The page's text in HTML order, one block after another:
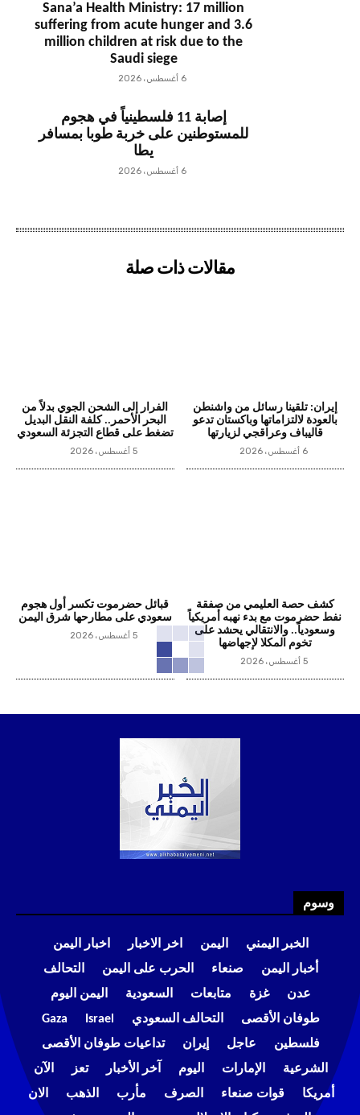
Sana’a Health Ministry: 17 million
suffering from acute hunger and 3.6
million children at risk due to the
Saudi siege
6 أغسطس، 2026
إصابة 11 فلسطينياً في هجوم
للمستوطنين على خربة طوبا بمسافر
يطا
6 أغسطس، 2026
مقالات ذات صلة
إيران: تلقينا رسائل من واشنطن
بالعودة لالتزاماتها وباكستان تدعو
قاليباف وعراقجي لزيارتها
6 أغسطس، 2026
الفرار إلى الشحن الجوي بدلاً من
البحر الأحمر.. كلفة النقل البديل
تضغط على قطاع التجزئة السعودي
5 أغسطس، 2026
كشف حصة العليمي من صفقة
نفط حضرموت مع بدء نهبه أمريكياً
وسعودياً.. والانتقالي يحشد على
تخوم المكلا لإجهاضها
5 أغسطس، 2026
قبائل حضرموت تكسر أول هجوم
سعودي على مطارحها شرق اليمن
5 أغسطس، 2026
وسوم
الخبر اليمني اليمن اخر الاخبار
اخبار اليمن
أخبار اليمن
صنعاء الحرب على اليمن
التحالف
عدن
غزة متابعات السعودية
اليمن اليوم
طوفان الأقصى
التحالف السعودي Israel
Gaza
فلسطين
عاجل إيران
تداعيات طوفان الأقصى
الشرعية
الإمارات اليوم آخر الأخبار تعز
الآن
أمريكا
قوات صنعاء الصرف مأرب الذهب
الان